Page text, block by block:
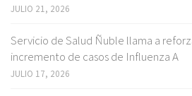
JULIO 21, 2026
Servicio de Salud Ñuble llama a
incremento de casos de Influenza A
JULIO 17, 2026